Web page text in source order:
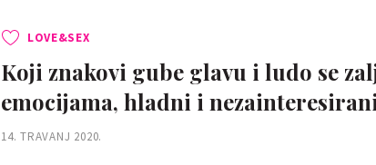
LOVE&SEX
Koji znakovi gube glavu i ludo se
emocijama, hladni i nezainteresirani
14. TRAVANJ 2020.